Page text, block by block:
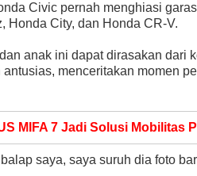
Civic pernah menghiasi
Honda City, dan Honda CR-V.
anak ini dapat dirasakan dari
menceritakan momen
MIFA 7 Jadi Solusi Mobilitas
saya, saya suruh dia foto